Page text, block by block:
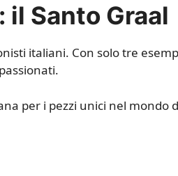
Santo Graal
italiani. Con solo tre
per i pezzi unici nel mondo